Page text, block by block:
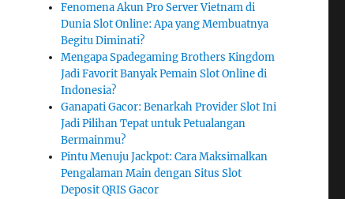
Fenomena Akun Pro Server Vietnam di
Dunia Slot Online: Apa yang Membuatnya
Begitu Diminati?
Mengapa Spadegaming Brothers Kingdom
Jadi Favorit Banyak Pemain Slot Online di
Indonesia?
Ganapati Gacor: Benarkah Provider Slot Ini
Jadi Pilihan Tepat untuk Petualangan
Bermainmu?
Pintu Menuju Jackpot: Cara Maksimalkan
Pengalaman Main dengan Situs Slot
Deposit QRIS Gacor